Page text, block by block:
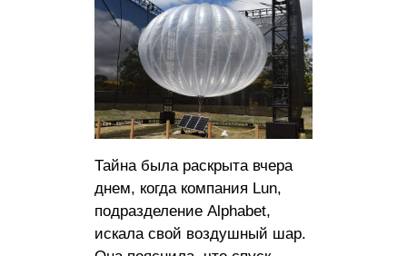
Тайна была раскрыта вчера
днем, когда компания Lun,
подразделение Alphabet,
искала свой воздушный шар.